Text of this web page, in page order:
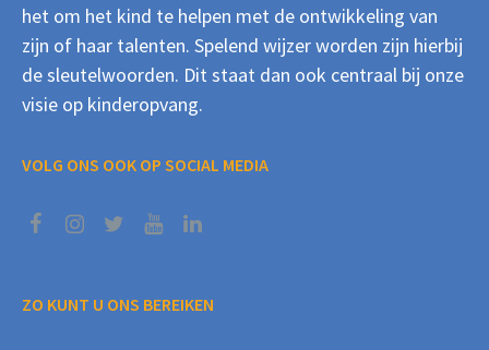
het om het kind te helpen met de ontwikkeling van
zijn of haar talenten. Spelend wijzer worden zijn hierbij
de sleutelwoorden. Dit staat dan ook centraal bij onze
visie op kinderopvang.
VOLG ONS OOK OP SOCIAL MEDIA
ZO KUNT U ONS BEREIKEN